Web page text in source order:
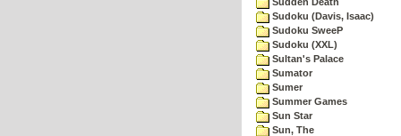
Sudoku (Davis, Isaac)
Sudoku SweeP
Sudoku (XXL)
Sultan's Palace
Sumator
Sumer
Summer Games
Sun Star
Sun, The